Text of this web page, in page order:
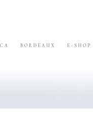
BORDEAUX E-SHOP